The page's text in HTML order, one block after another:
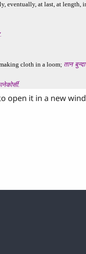
open it in a new